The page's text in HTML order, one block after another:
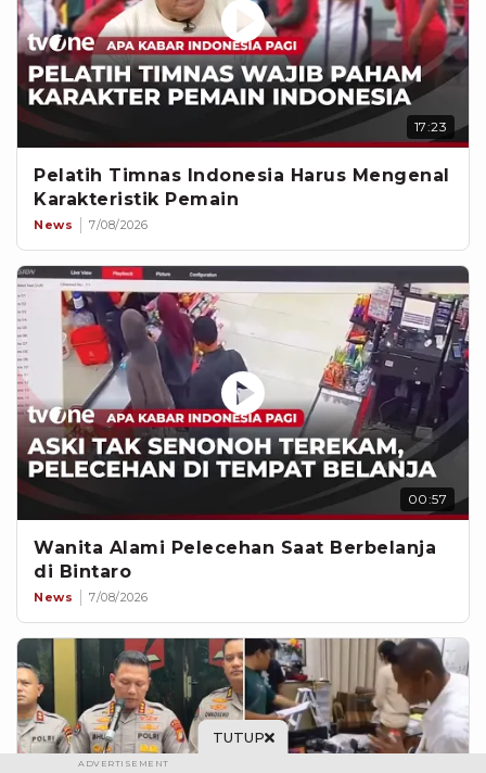
17:23
Pelatih Timnas Indonesia Harus Mengenal
Karakteristik Pemain
News 7/08/2026
00:57
Wanita Alami Pelecehan Saat Berbelanja
di Bintaro
News 7/08/2026
TUTUP
ADVERTISEMENT